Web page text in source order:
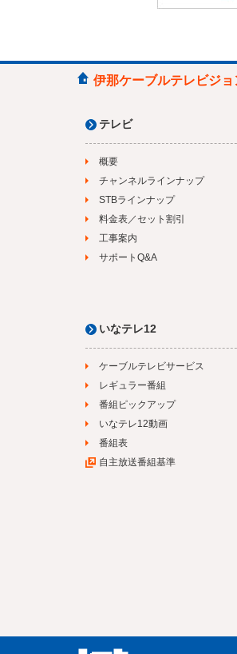
伊那ケーブルテレビジ
テレビ
概要
チャンネルラインナップ
STBラインナップ
料金表／セット割引
工事案内
サポートQ&A
いなテレ12
ケーブルテレビサービス
レギュラー番組
番組ピックアップ
いなテレ12動画
番組表
自主放送番組基準